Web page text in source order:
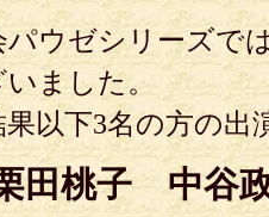
パウゼシリーズで
ました。
以下3名の方の
田桃子 中谷